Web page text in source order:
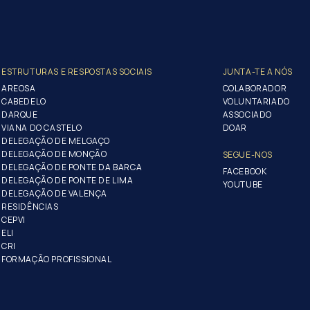
ESTRUTURAS E RESPOSTAS SOCIAIS
AREOSA
CABEDELO
DARQUE
VIANA DO CASTELO
DELEGAÇÃO DE MELGAÇO
DELEGAÇÃO DE MONÇÃO
DELEGAÇÃO DE PONTE DA BARCA
DELEGAÇÃO DE PONTE DE LIMA
DELEGAÇÃO DE VALENÇA
RESIDÊNCIAS
CEPVI
ELI
CRI
FORMAÇÃO PROFISSIONAL
JUNTA-TE A NÓS
COLABORADOR
VOLUNTARIADO
ASSOCIADO
DOAR
SEGUE-NOS
FACEBOOK
YOUTUBE